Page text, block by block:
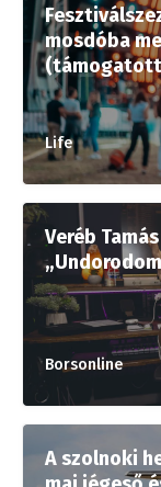
mosdóba
Life
Veréb
Borsonline
A szolnoki